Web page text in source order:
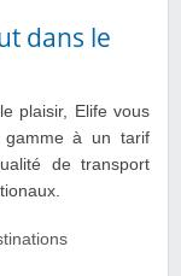
dans le
plaisir, Elife vous
gamme à un tarif
de transport